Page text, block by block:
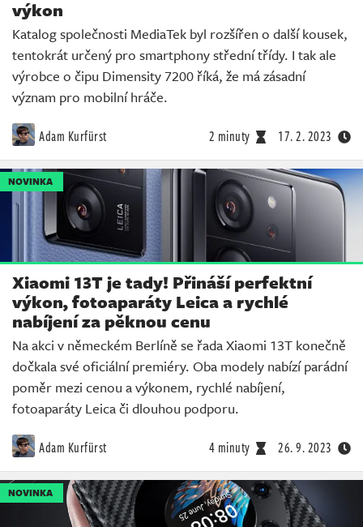
výkon
Katalog společnosti MediaTek byl rozšířen o další kousek,
tentokrát určený pro smartphony střední třídy. I tak ale
výrobce o čipu Dimensity 7200 říká, že má zásadní
význam pro mobilní hráče.
Adam Kurfürst 2 minuty 17. 2. 2023
NOVINKA
Xiaomi 13T je tady! Přináší perfektní
výkon, fotoaparáty Leica a rychlé
nabíjení za pěknou cenu
Na akci v německém Berlíně se řada Xiaomi 13T konečně
dočkala své oficiální premiéry. Oba modely nabízí parádní
poměr mezi cenou a výkonem, rychlé nabíjení,
fotoaparáty Leica či dlouhou podporu.
Adam Kurfürst 4 minuty 26. 9. 2023
NOVINKA